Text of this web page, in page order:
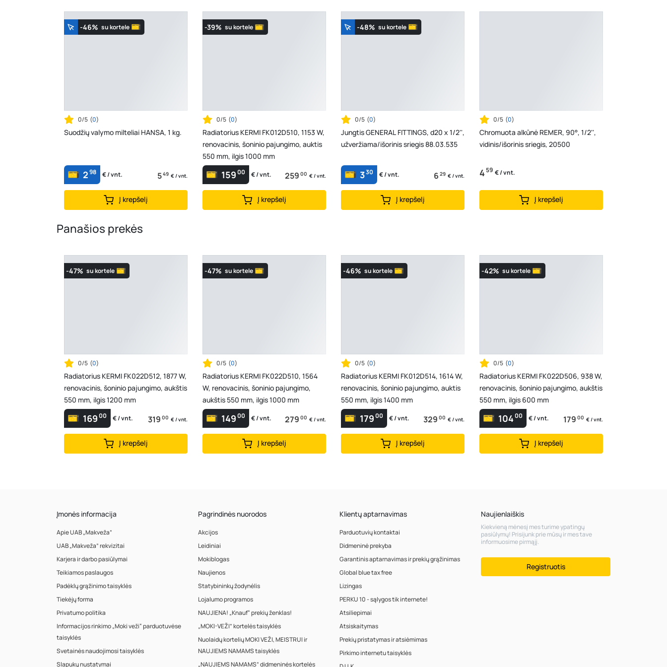
-46% su kortele
0/5 (0)
Suodžių valymo milteliai HANSA, 1 kg.
298 € / vnt. 549 € / vnt.
Į krepšelį
-39% su kortele
0/5 (0)
Radiatorius KERMI FK012D510, 1153 W,
renovacinis, šoninio pajungimo, auktis
550 mm, ilgis 1000 mm
15900 € / vnt. 259 00 € / vnt.
Į krepšelį
-48% su kortele
0/5 (0)
Jungtis GENERAL FITTINGS, d20 x 1/2'',
užveržiama/išorinis sriegis 88.03.535
330 € / vnt. 6 29 € / vnt.
Į krepšelį
0/5 (0)
Chromuota alkūnė REMER, 90°, 1/2'',
vidinis/išorinis sriegis, 20500
459 € / vnt.
Į krepšelį
Panašios prekės
-47% su kortele
0/5 (0)
Radiatorius KERMI FK022D512, 1877 W,
renovacinis, šoninio pajungimo, aukštis
550 mm, ilgis 1200 mm
16900 € / vnt. 319 00 € / vnt.
Į krepšelį
-47% su kortele
0/5 (0)
Radiatorius KERMI FK022D510, 1564
W, renovacinis, šoninio pajungimo,
aukštis 550 mm, ilgis 1000 mm
14900 € / vnt. 279 00 € / vnt.
Į krepšelį
-46% su kortele
0/5 (0)
Radiatorius KERMI FK012D514, 1614 W,
renovacinis, šoninio pajungimo, auktis
550 mm, ilgis 1400 mm
17900 € / vnt. 329 00 € / vnt.
Į krepšelį
-42% su kortele
0/5 (0)
Radiatorius KERMI FK022D506, 938 W,
renovacinis, šoninio pajungimo, aukštis
550 mm, ilgis 600 mm
10400 € / vnt. 179 00 € / vnt.
Į krepšelį
Įmonės informacija
Apie UAB „Makveža”
UAB „Makveža” rekvizitai
Karjera ir darbo pasiūlymai
Teikiamos paslaugos
Padėklų grąžinimo taisyklės
Tiekėjų forma
Privatumo politika
Informacijos rinkimo „Moki veži“ parduotuvėse
taisyklės
Svetainės naudojimosi taisyklės
Slapukų nustatymai
Pagrindinės nuorodos
Akcijos
Leidiniai
Mokiblogas
Naujienos
Statybininkų žodynėlis
Lojalumo programos
NAUJIENA! „Knauf“ prekių ženklas!
„MOKI-VEŽI” kortelės taisyklės
Nuolaidų kortelių MOKI VEŽI, MEISTRUI ir
NAUJIEMS NAMAMS taisyklės
„NAUJIEMS NAMAMS” didmeninės kortelės
Klientų aptarnavimas
Parduotuvių kontaktai
Didmeninė prekyba
Garantinis aptarnavimas ir prekių grąžinimas
Global blue tax free
Lizingas
PERKU 10 - sąlygos tik internete!
Atsiliepimai
Atsiskaitymas
Prekių pristatymas ir atsiėmimas
Pirkimo internetu taisyklės
Naujienlaiškis
Kiekvieną mėnesį mes turime ypatingų
pasiūlymų! Prisijunk prie mūsų ir mes tave
informuosime pirmąjį.
Registruotis